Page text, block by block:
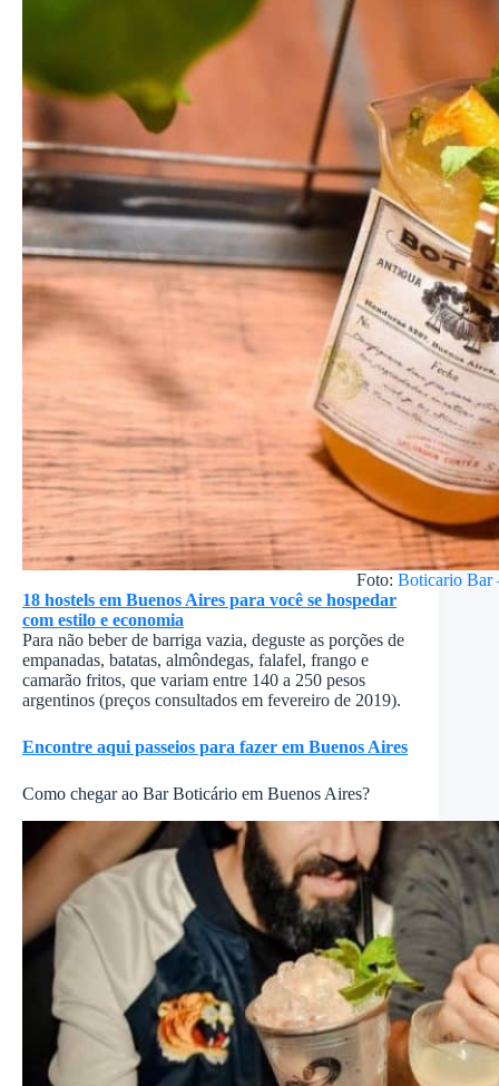
Foto: Boticario Bar
18 hostels em Buenos Aires para você se hospedar
com estilo e economia
Para não beber de barriga vazia, deguste as porções de
empanadas, batatas, almôndegas, falafel, frango e
camarão fritos, que variam entre 140 a 250 pesos
argentinos (preços consultados em fevereiro de 2019).
Encontre aqui passeios para fazer em Buenos Aires
Como chegar ao Bar Boticário em Buenos Aires?